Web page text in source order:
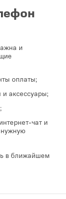
и
оплаты;
аксессуары;
чат и
в ближайшем